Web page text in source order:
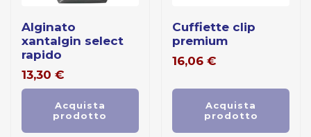
alginato
xantalgin select
rapido
13,30 €
Acquista
prodotto
cuffiette clip
premium
16,06 €
Acquista
prodotto